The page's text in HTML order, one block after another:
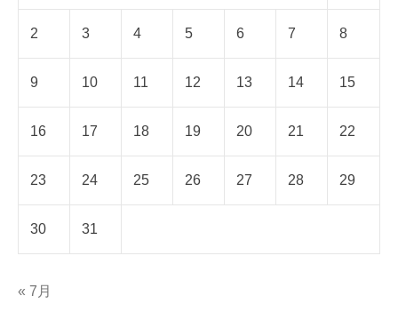
2 3 4 5 6 7 8
9 10 11 12 13 14 15
16 17 18 19 20 21 22
23 24 25 26 27 28 29
30 31
« 7月